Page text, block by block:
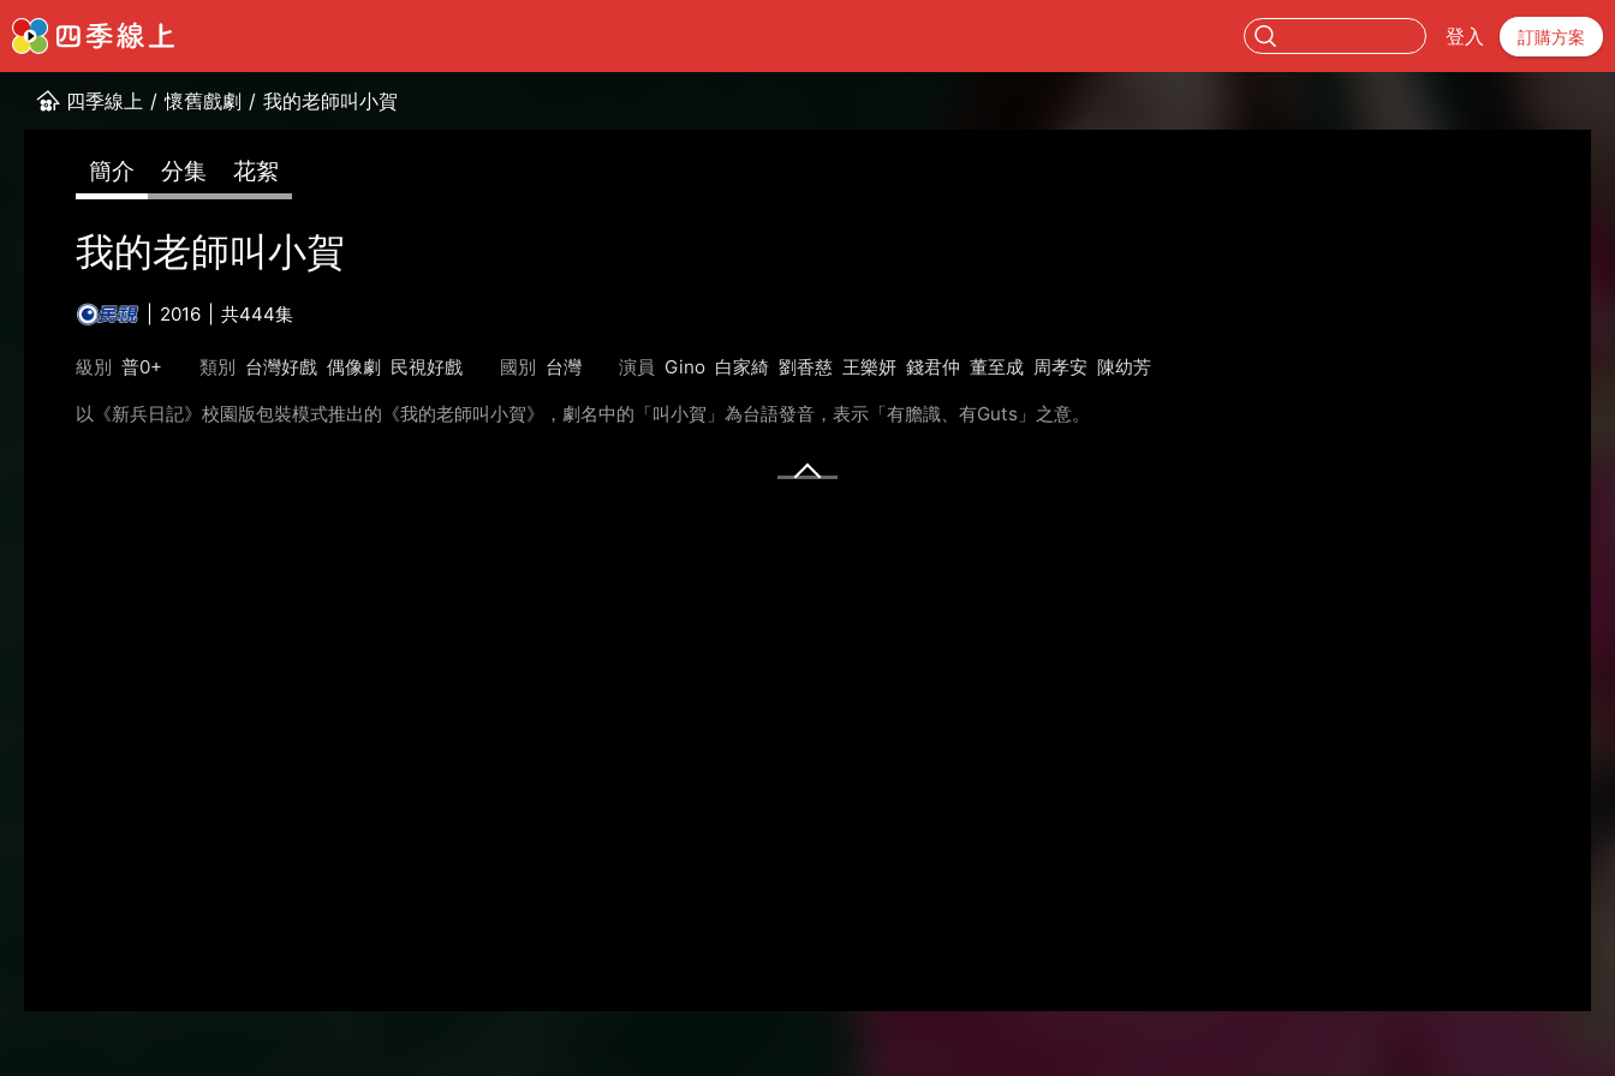
登入 訂購方案
四季線上 / 懷舊戲劇 / 我的老師叫小賀
簡介 分集 花絮
我的老師叫小賀
2016 共444集
級別 普0+ 類別 台灣好戲 偶像劇 民視好戲 國別 台灣 演員 Gino 白家綺 劉香慈 王樂妍 錢君仲 董至成 周孝安 陳幼芳
以《新兵日記》校園版包裝模式推出的《我的老師叫小賀》，劇名中的「叫小賀」為台語發音，表示「有膽識、有Guts」之意。